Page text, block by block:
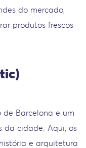
do mercado,
produtos frescos
de Barcelona e um
da cidade. Aqui, os
e arquitetura